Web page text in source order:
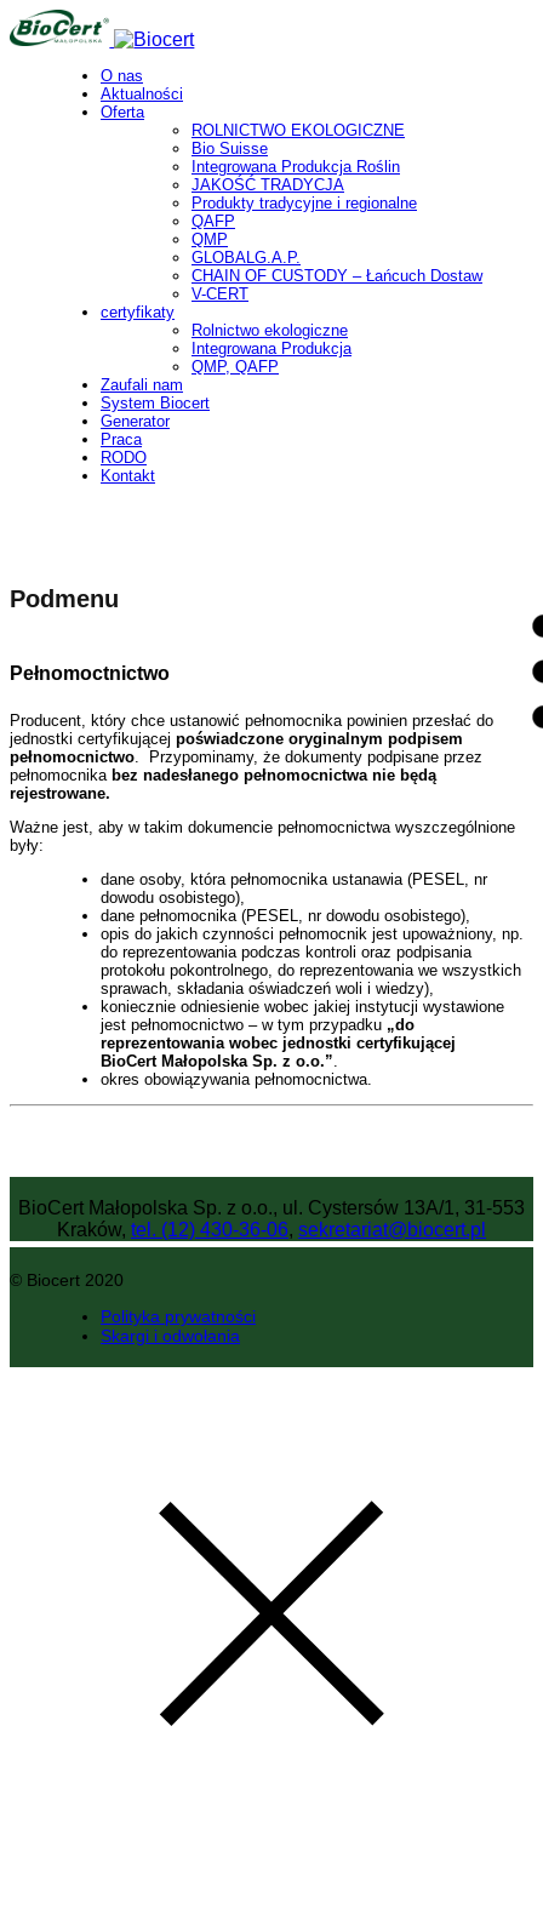
O nas
Aktualności
Oferta
ROLNICTWO EKOLOGICZNE
Bio Suisse
Integrowana Produkcja Roślin
JAKOŚĆ TRADYCJA
Produkty tradycyjne i regionalne
QAFP
QMP
GLOBALG.A.P.
CHAIN OF CUSTODY – Łańcuch Dostaw
V-CERT
certyfikaty
Rolnictwo ekologiczne
Integrowana Produkcja
QMP, QAFP
Zaufali nam
System Biocert
Generator
Praca
RODO
Kontakt
Podmenu
Pełnomoctnictwo
Producent, który chce ustanowić pełnomocnika powinien przesłać do
jednostki certyfikującej poświadczone oryginalnym podpisem
pełnomocnictwo . Przypominamy, że dokumenty podpisane przez
pełnomocnika bez nadesłanego pełnomocnictwa nie będą
rejestrowane.
Ważne jest, aby w takim dokumencie pełnomocnictwa wyszczególnione
były:
dane osoby, która pełnomocnika ustanawia (PESEL, nr
dowodu osobistego),
dane pełnomocnika (PESEL, nr dowodu osobistego),
opis do jakich czynności pełnomocnik jest upoważniony, np.
do reprezentowania podczas kontroli oraz podpisania
protokołu pokontrolnego, do reprezentowania we wszystkich
sprawach, składania oświadczeń woli i wiedzy),
koniecznie odniesienie wobec jakiej instytucji wystawione
jest pełnomocnictwo – w tym przypadku „do
reprezentowania wobec jednostki certyfikującej
BioCert Małopolska Sp. z o.o.”
okres obowiązywania pełnomocnictwa.
BioCert Małopolska Sp. z o.o., ul. Cystersów 13A/1, 31-553
Kraków, tel. (12) 430-36-06, sekretariat@biocert.pl
© Biocert 2020
Polityka prywatności
Skargi i odwołania